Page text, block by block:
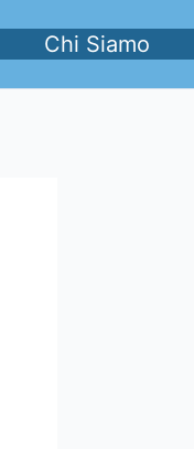
Chi Siamo